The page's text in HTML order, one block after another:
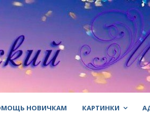
НОВИЧКАМ КАРТИНКИ